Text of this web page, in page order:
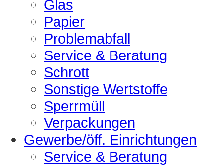
Glas
Papier
Problemabfall
Service & Beratung
Schrott
Sonstige Wertstoffe
Sperrmüll
Verpackungen
Gewerbe/öff. Einrichtungen
Service & Beratung